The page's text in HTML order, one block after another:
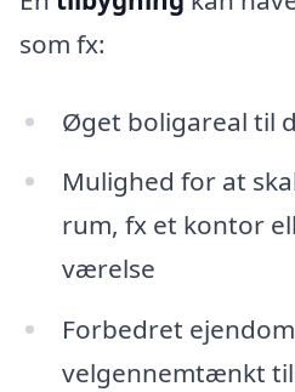
som fx:
Øget boligareal til
Mulighed for at
rum, fx et kontor
værelse
Forbedret
velgennemtænkt